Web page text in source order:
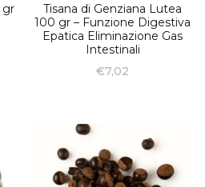
gr
Tisana di Genziana Lutea
100 gr – Funzione Digestiva
Epatica Eliminazione Gas
Intestinali
€7,02